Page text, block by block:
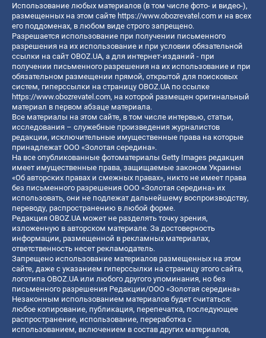
Использование любых материалов (в том числе фото- и видео-),
размещенных на этом сайте https://www.obozrevatel.com и на всех
его поддоменах, в любом виде строго запрещено.
Разрешается использование при получении письменного
разрешения на их использование и при условии обязательной
ссылки на сайт OBOZ.UA, а для интернет-изданий - при
получении письменного разрешения на их использование и при
обязательном размещении прямой, открытой для поисковых
систем, гиперссылки на страницу OBOZ.UA по ссылке
https://www.obozrevatel.com, на которой размещен оригинальный
материал в первом абзаце материала.
Все материалы на этом сайте, в том числе интервью, статьи,
исследования – служебные произведения журналистов
редакции, исключительные имущественные права на которые
принадлежат ООО «Золотая середина».
На все опубликованные фотоматериалы Getty Images редакция
имеет имущественные права, защищаемые законом Украины
«Об авторских правах и смежных правах», никто не имеет права
без письменного разрешения ООО «Золотая середина» их
использовать, они не подлежат дальнейшему воспроизводству,
переводу, распространению в любой форме.
Редакция OBOZ.UA может не разделять точку зрения,
изложенную в авторском материале. За достоверность
информации, размещенной в рекламных материалах,
ответственность несет рекламодатель.
Запрещено использование материалов размещенных на этом
сайте, даже с указанием гиперссылки на страницу этого сайта,
логотипа OBOZ.UA или любого другого упоминания, но без
письменного разрешения Редакции/ООО «Золотая середина»
Незаконным использованием материалов будет считаться:
любое копирование, публикация, перепечатка, последующее
распространение, использование, переработка с
использованием, включением в состав других материалов,